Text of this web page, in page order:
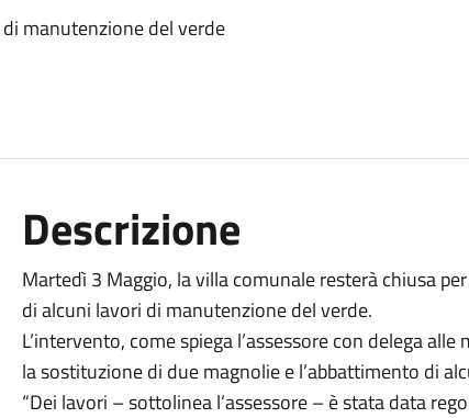
manutenzione del verde
Descrizione
Martedì 3 Maggio, la villa comunale resterà chiusa
di alcuni lavori di manutenzione del verde.
L’intervento, come spiega l’assessore con delega
la sostituzione di due magnolie e l’abbattimento di
“Dei lavori – sottolinea l’assessore – è stata data